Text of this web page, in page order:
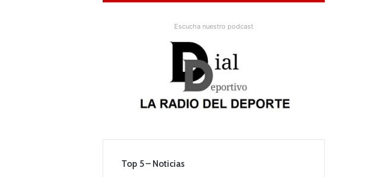
Escucha nuestro podcast
Top 5 – Noticias